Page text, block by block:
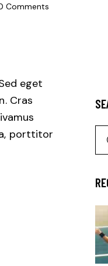
Comments
eget
Cras
porttitor